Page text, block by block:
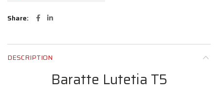
Share
DESCRIPTION
Baratte Lutetia T5